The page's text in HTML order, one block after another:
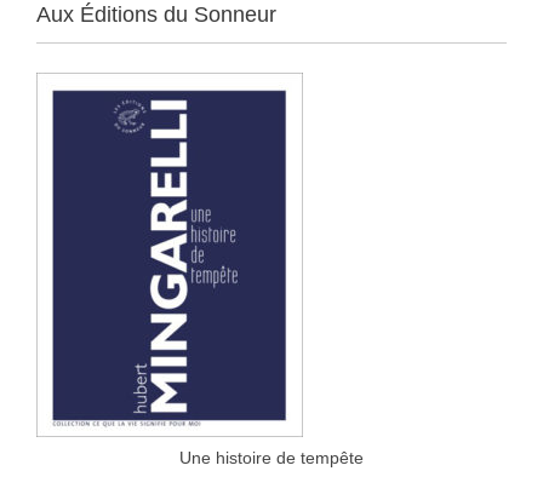
Aux Éditions du Sonneur
Une histoire de tempête